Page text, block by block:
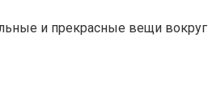
и прекрасные вещи вокруг